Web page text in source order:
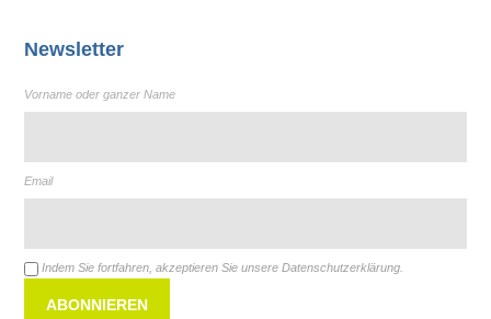
Newsletter
Vorname oder ganzer Name
Email
Indem Sie fortfahren, akzeptieren Sie unsere Datenschutzerklärung.